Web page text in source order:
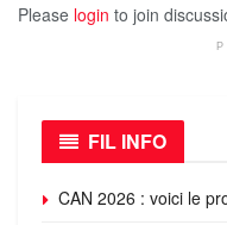
Please login to join
FIL INFO
CAN 2026 : voici le